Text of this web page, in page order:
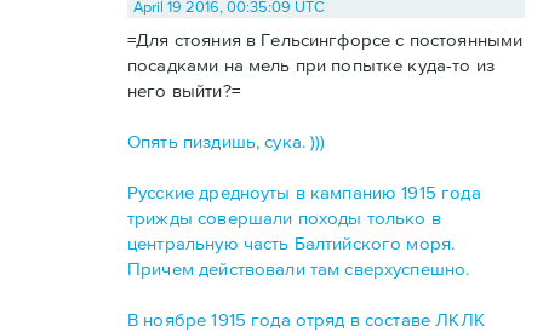
April 19 2016, 00:35:09 UTC
=Для стояния в Гельсингфорсе с постоянными
посадками на мель при попытке куда-то из
него выйти?=
Опять пиздишь, сука. )))
Русские дредноуты в кампанию 1915 года
трижды совершали походы только в
центральную часть Балтийского моря.
Причем действовали там сверхуспешно.
В ноябре 1915 года отряд в составе ЛКЛК